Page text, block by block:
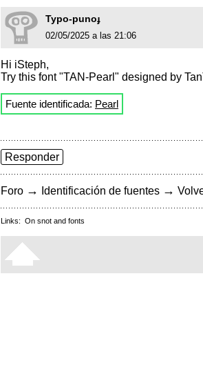
Typo-punoɟ
02/05/2025 a las 21:06
Hi iSteph,
Try this font "TAN-Pearl" designed by
Fuente identificada: Pearl
Responder
Foro → Identificación de fuentes →
Links: On snot and fonts